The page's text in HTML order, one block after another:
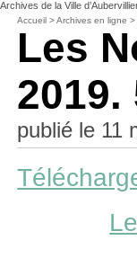
Archives de la Ville
Accueil >Archives en ligne
Les
2019.
publié le 11